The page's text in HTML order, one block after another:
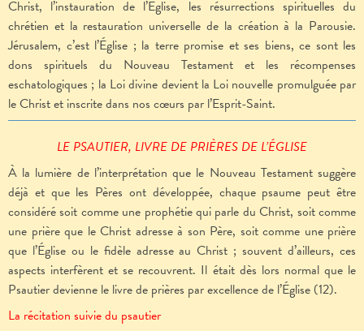
Christ, l’instauration de l’Église, les résurrections spirituelles du
chrétien et la restauration universelle de la création à la Parousie.
Jérusalem, c’est l’Église ; la terre promise et ses biens, ce sont les
dons spirituels du Nouveau Testament et les récompenses
eschatologiques ; la Loi divine devient la Loi nouvelle promulguée par
le Christ et inscrite dans nos cœurs par l’Esprit-Saint.
LE PSAUTIER, LIVRE DE PRIÈRES DE L’ÉGLISE
À la lumière de l’interprétation que le Nouveau Testament suggère
déjà et que les Pères ont développée, chaque psaume peut être
considéré soit comme une prophétie qui parle du Christ, soit comme
une prière que le Christ adresse à son Père, soit comme une prière
que l’Église ou le fidèle adresse au Christ ; souvent d’ailleurs, ces
aspects interfèrent et se recouvrent. Il était dès lors normal que le
Psautier devienne le livre de prières par excellence de l’Église (12).
La récitation suivie du psautier